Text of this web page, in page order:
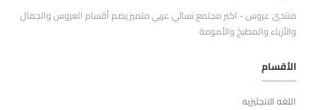
منتدى عروس - اكبر مجتمع نسائي عربي متميز يضم أقسام العروس والجمال
والأزياء والمطبخ والأمومة
الأقسام
اللغه الانجليزيه